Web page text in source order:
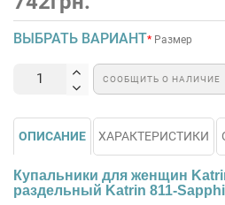
ВЫБРАТЬ ВАРИАНТ Размер
СООБЩИТЬ О НАЛИЧИЕ
ОПИСАНИЕ ХАРАКТЕРИСТИКИ
Купальники для женщин
раздельный Katrin 811-